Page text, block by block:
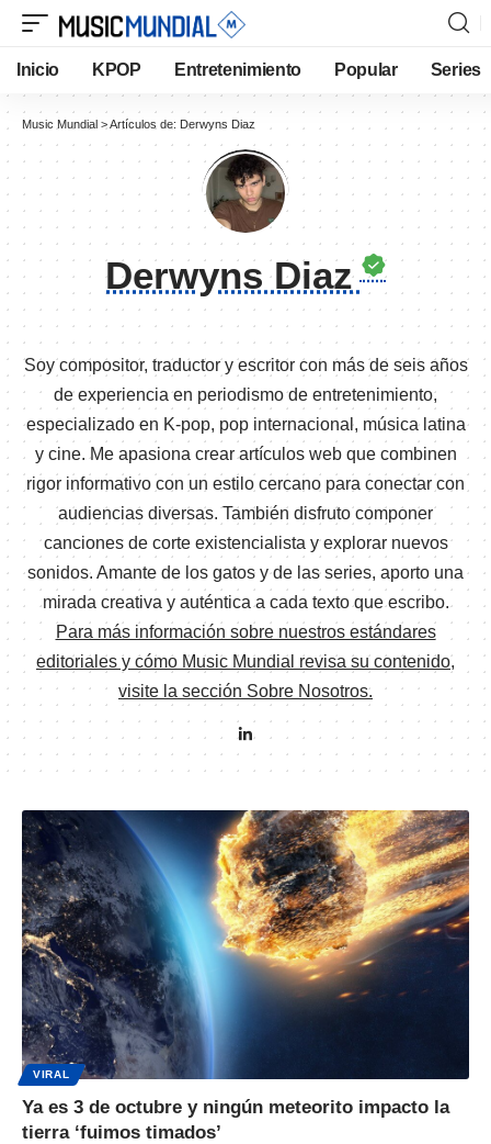
Inicio KPOP Entretenimiento Popular Series
Music Mundial >Artículos de: Derwyns Diaz
Derwyns Diaz
Soy compositor, traductor y escritor con más de seis años
de experiencia en periodismo de entretenimiento,
especializado en K-pop, pop internacional, música latina
y cine. Me apasiona crear artículos web que combinen
rigor informativo con un estilo cercano para conectar con
audiencias diversas. También disfruto componer
canciones de corte existencialista y explorar nuevos
sonidos. Amante de los gatos y de las series, aporto una
mirada creativa y auténtica a cada texto que escribo.
Para más información sobre nuestros estándares
editoriales y cómo Music Mundial revisa su contenido,
visite la sección Sobre Nosotros.
VIRAL
Ya es 3 de octubre y ningún meteorito impacto la
tierra ‘fuimos timados’